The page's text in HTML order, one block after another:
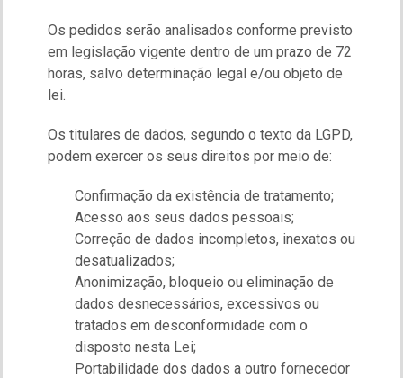
Os pedidos serão analisados conforme previsto
em legislação vigente dentro de um prazo de 72
horas, salvo determinação legal e/ou objeto de
lei.
Os titulares de dados, segundo o texto da LGPD,
podem exercer os seus direitos por meio de:
Confirmação da existência de tratamento;
Acesso aos seus dados pessoais;
Correção de dados incompletos, inexatos ou
desatualizados;
Anonimização, bloqueio ou eliminação de
dados desnecessários, excessivos ou
tratados em desconformidade com o
disposto nesta Lei;
Portabilidade dos dados a outro fornecedor